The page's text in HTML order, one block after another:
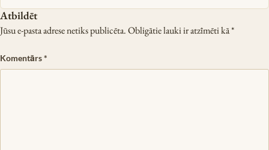
Atbildēt
Jūsu e-pasta adrese netiks publicēta.Obligātie lauki ir atzīmēti kā*
Komentārs*